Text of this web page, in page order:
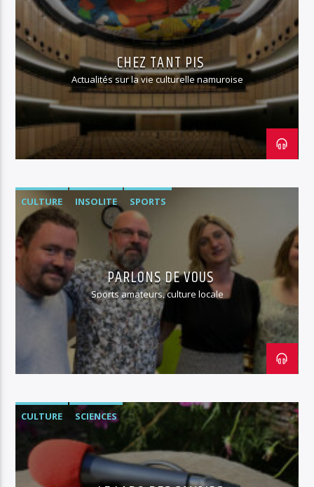
CHEZ TANT PIS
Actualités sur la vie culturelle namuroise
CULTURE INSOLITE SPORTS
PARLONS DE VOUS
Sports amateurs, culture locale
CULTURE SCIENCES